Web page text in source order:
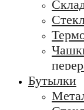
Бутылки